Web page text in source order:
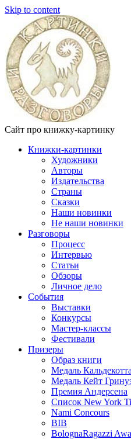
Skip to content
Сайт про книжку-картинку
Книжки-картинки
Художники
Авторы
Издательства
Страны
Сказки
Наши новинки
Не наши новинки
Разговоры
Процесс
Интервью
Статьи
Обзоры
Личное дело
События
Выставки
Конкурсы
Мастер-классы
Фестивали
Призеры
Образ книги
Медаль Кальдекотта
Медаль Кейт
Премия Андерсена
Список New York
Nami Concours
BIB
BolognaRagazzi